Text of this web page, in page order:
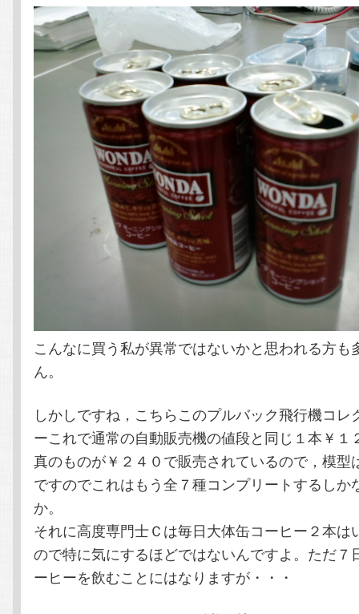
こんなに買う私が異常ではないかと思われる方も
ん。
しかしですね，こちらこのプルバック飛行機コレ
ーこれで通常の自動販売機の値段と同じ１本￥１
真のものが￥２４０で販売されているので，模型
ですのでこれはもう全７種コンプリートするしか
か。
それに高度専門士Ｃは毎日大体缶コーヒー２本は
ので特に気にするほどではないんですよ。ただ７
ーヒーを飲むことにはなりますが・・・